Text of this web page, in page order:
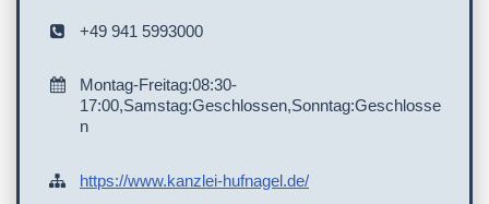
+49 941 5993000
Montag-Freitag:08:30-
17:00,Samstag:Geschlossen,Sonntag:Geschlosse
n
https://www.kanzlei-hufnagel.de/